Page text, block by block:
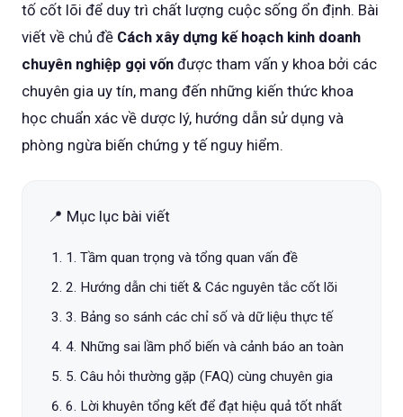
tố cốt lõi để duy trì chất lượng cuộc sống ổn định. Bài
viết về chủ đề Cách xây dựng kế hoạch kinh doanh
chuyên nghiệp gọi vốn được tham vấn y khoa bởi các
chuyên gia uy tín, mang đến những kiến thức khoa
học chuẩn xác về dược lý, hướng dẫn sử dụng và
phòng ngừa biến chứng y tế nguy hiểm.
📍 Mục lục bài viết
1. Tầm quan trọng và tổng quan vấn đề
2. Hướng dẫn chi tiết & Các nguyên tắc cốt lõi
3. Bảng so sánh các chỉ số và dữ liệu thực tế
4. Những sai lầm phổ biến và cảnh báo an toàn
5. Câu hỏi thường gặp (FAQ) cùng chuyên gia
6. Lời khuyên tổng kết để đạt hiệu quả tốt nhất